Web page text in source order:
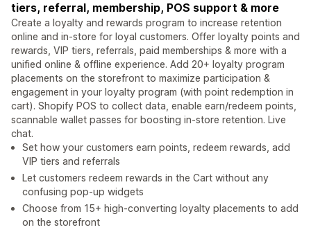
tiers, referral, membership, POS support & more
Create a loyalty and rewards program to increase retention
online and in-store for loyal customers. Offer loyalty points and
rewards, VIP tiers, referrals, paid memberships & more with a
unified online & offline experience. Add 20+ loyalty program
placements on the storefront to maximize participation &
engagement in your loyalty program (with point redemption in
cart). Shopify POS to collect data, enable earn/redeem points,
scannable wallet passes for boosting in-store retention. Live
chat.
Set how your customers earn points, redeem rewards, add
VIP tiers and referrals
Let customers redeem rewards in the Cart without any
confusing pop-up widgets
Choose from 15+ high-converting loyalty placements to add
on the storefront